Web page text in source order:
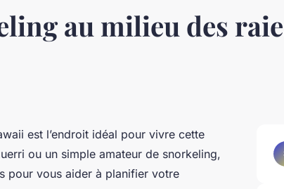
au milieu des
est l’endroit idéal pour vivre cette
ou un simple amateur de snorkeling,
pour vous aider à planifier votre